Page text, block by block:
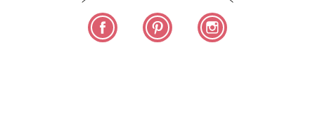
Facebook Pinterest